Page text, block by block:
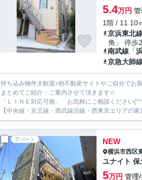
5.4万円
1階 / 11.10
京浜東北
角」 停歩
南武線 「
京急大師
持ち込み物件大歓迎♪他不動産サイトやご自分でお
まとめてご紹介・ご案内させて頂きます☆
「ＬＩＮＥ対応可能」 お気軽にご相談ください
【中央線・京王線・西武線沿線・西東京エリアの
アパート NEW
横浜市西区
ユナイト 保
5万円 管理